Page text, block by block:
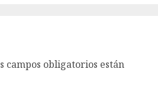
campos obligatorios están